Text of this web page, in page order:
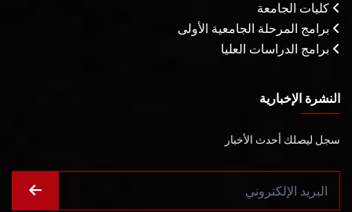
كليات الجامعة
برامج المرحلة الجامعية الأولى
برامج الدراسات العليا
النشرة الإخبارية
سجل ليصلك أحدث الأخبار